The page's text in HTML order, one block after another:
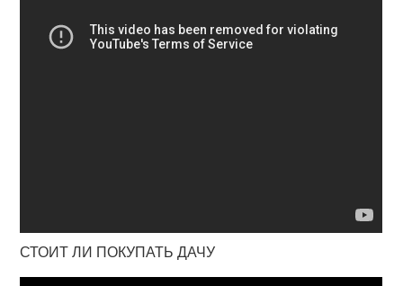
СТОИТ ЛИ ПОКУПАТЬ ДАЧУ